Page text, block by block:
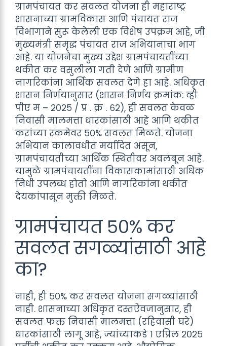
ग्रामपंचायत कर सवलत योजना ही महाराष्ट्र
शासनाच्या ग्रामविकास आणि पंचायत राज
विभागाने सुरू केलेली एक विशेष उपक्रम आहे, जी
मुख्यमंत्री समृद्ध पंचायत राज अभियानाचा भाग
आहे. या योजनेचा मुख्य उद्देश ग्रामपंचायतींच्या
थकीत कर वसुलीला गती देणे आणि ग्रामीण
नागरिकांना आर्थिक सवलत देणे हा आहे. अधिकृत
शासन निर्णयानुसार (शासन निर्णय क्रमांक: व्ही
पीए म – २०२५ / प्र . क्र . ६२), ही सवलत केवळ
निवासी मालमत्ता धारकांसाठी आहे आणि थकीत
करांच्या रकमेवर ५०% सवलत मिळते. योजना
अभियान कालावधीत मर्यादित असून,
ग्रामपंचायतीच्या आर्थिक स्थितीवर अवलंबून आहे.
यामुळे ग्रामपंचायतींना विकासकामांसाठी अधिक
निधी उपलब्ध होतो आणि नागरिकांना थकीत
देयकांपासून मुक्ती मिळते.
ग्रामपंचायत ५०% कर
सवलत सगळ्यांसाठी आहे
का?
नाही, ही ५०% कर सवलत योजना सगळ्यांसाठी
नाही. शासनाच्या अधिकृत दस्तऐवजानुसार, ही
सवलत फक्त निवासी मालमत्ता (रहिवासी घरे)
धारकांसाठी लागू आहे, ज्यांच्याकडे १ एप्रिल २०२५